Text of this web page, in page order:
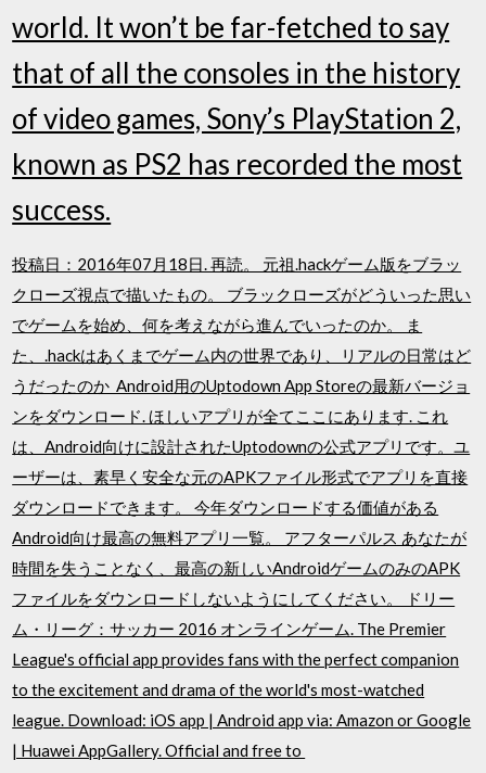
world. It won’t be far-fetched to say
that of all the consoles in the history
of video games, Sony’s PlayStation 2,
known as PS2 has recorded the most
success.
投稿日：2016年07月18日. 再読。 元祖.hackゲーム版をブラッ
クローズ視点で描いたもの。 ブラックローズがどういった思い
でゲームを始め、何を考えながら進んでいったのか。 ま
た、.hackはあくまでゲーム内の世界であり、リアルの日常はど
うだったのか Android用のUptodown App Storeの最新バージョ
ンをダウンロード. ほしいアプリが全てここにあります. これ
は、Android向けに設計されたUptodownの公式アプリです。ユ
ーザーは、素早く安全な元のAPKファイル形式でアプリを直接
ダウンロードできます。 今年ダウンロードする価値がある
Android向け最高の無料アプリ一覧。 アフターパルス あなたが
時間を失うことなく、最高の新しいAndroidゲームのみのAPK
ファイルをダウンロードしないようにしてください。 ドリー
ム・リーグ：サッカー 2016 オンラインゲーム. The Premier
League's official app provides fans with the perfect companion
to the excitement and drama of the world's most-watched
league. Download: iOS app | Android app via: Amazon or Google
| Huawei AppGallery. Official and free to